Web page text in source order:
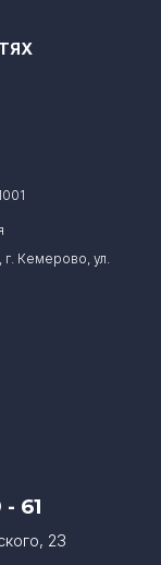
Кемерово, ул.
61
23